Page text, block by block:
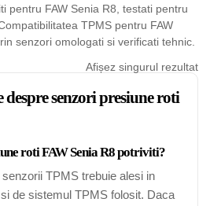
pentru FAW Senia R8, testati pentru
TPMS pentru FAW
senzori omologati si verificati tehnic.
Afișez singurul rezultat
senzori presiune roti
roti FAW Senia R8 potriviti?
TPMS trebuie alesi in
de sistemul TPMS folosit. Daca